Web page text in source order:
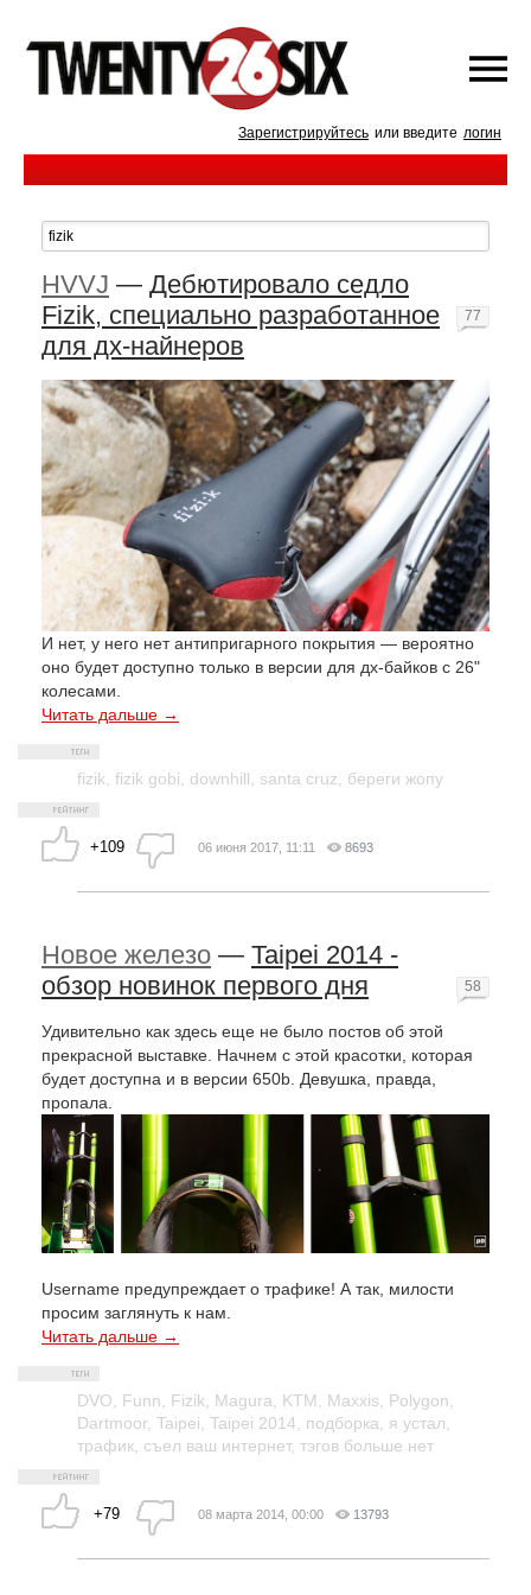
Зарегистрируйтесь или введите логин
HVVJ — Дебютировало седло
Fizik, специально разработанное
для дх-найнеров
И нет, у него нет антипригарного покрытия — вероятно
оно будет доступно только в версии для дх-байков с 26"
колесами.
Читать дальше →
fizik, fizik gobi, downhill, santa cruz, береги жопу
+109
77
06 июня 2017, 11:11 8693
Новое железо — Taipei 2014 -
обзор новинок первого дня
Удивительно как здесь еще не было постов об этой
прекрасной выставке. Начнем с этой красотки, которая
будет доступна и в версии 650b. Девушка, правда,
пропала.
Username предупреждает о трафике! А так, милости
просим заглянуть к нам.
Читать дальше →
DVO, Funn, Fizik, Magura, KTM, Maxxis, Polygon,
Dartmoor, Taipei, Taipei 2014, подборка, я устал,
трафик, съел ваш интернет, тэгов больше нет
+79
58
08 марта 2014, 00:00 13793